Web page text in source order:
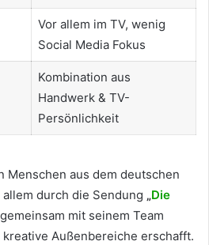
Vor allem im TV, wenig
Social Media Fokus
Kombination aus
Handwerk & TV-
Persönlichkeit
Menschen aus dem deutschen
durch die Sendung „Die
mit seinem Team
Außenbereiche erschafft.